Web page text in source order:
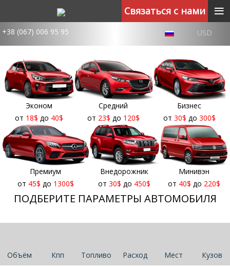
+38 (067) 006 95 95 USD
Эконом
от 18$ до 40$
Средний
от 23$ до 120$
Бизнес
от 30$ до 300$
Премиум
от 45$ до 1300$
Внедорожник
от30$ до 450$
Минивэн
от 40$ до 220$
ПОДБЕРИТЕ ПАРАМЕТРЫ АВТОМОБИЛЯ
Объём Кпп Топливо Расход Мест Кузов
Связаться с нами ≡